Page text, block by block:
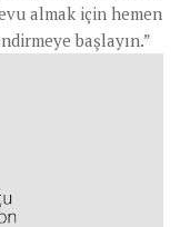
almak için hemen
başlayın.”